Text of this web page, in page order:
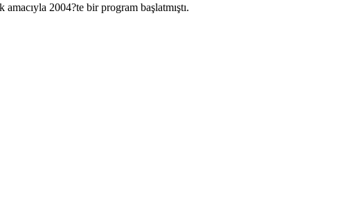
2004?te bir program başlatmıştı.